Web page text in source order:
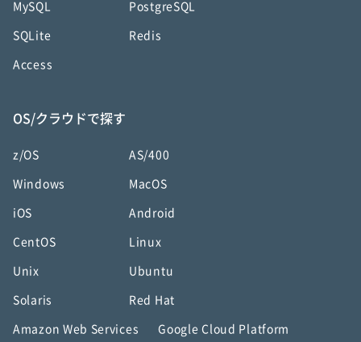
MySQL PostgreSQL
SQLite Redis
Access
OS/クラウドで探す
z/OS AS/400
Windows MacOS
iOS Android
CentOS Linux
Unix Ubuntu
Solaris Red Hat
Amazon Web Services Google Cloud Platform